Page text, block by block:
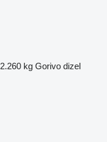
2.260 kg Gorivo dizel